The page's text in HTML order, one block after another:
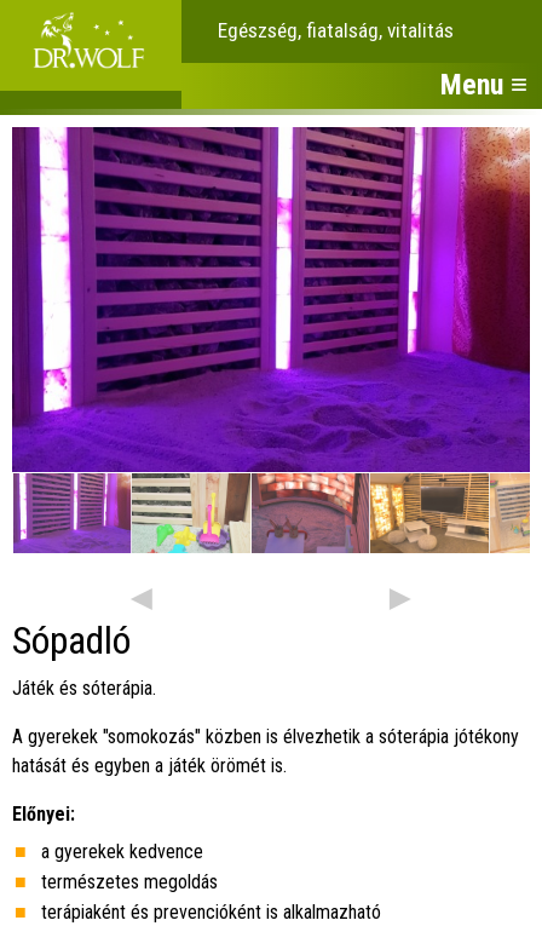
Egészség, fiatalság, vitalitás
Menu ≡
◄ ►
Sópadló
Játék és sóterápia.
A gyerekek "somokozás" közben is élvezhetik a sóterápia jótékony
hatását és egyben a játék örömét is.
Előnyei:
a gyerekek kedvence
természetes megoldás
terápiaként és prevencióként is alkalmazható